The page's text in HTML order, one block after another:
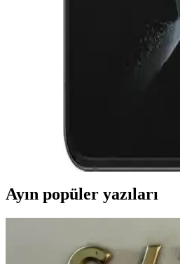
Yenilikçi Tasarım ve Üstün
Huawei Mate XT, üç katlanabilir
ekranı ve güçlü donanımıyla öne
Günlük kullanımda pratiklik ve
Samsung Galaxy Z Flip4 ve Z Flip5'in
tasarım, performans ve özellikler
uygun modeli seçin.
Ayın popüler yazıları